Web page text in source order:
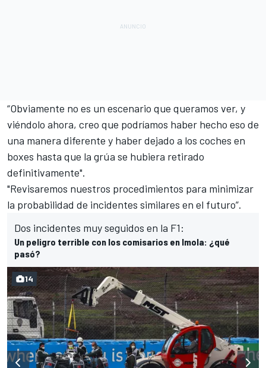
“Obviamente no es un escenario que queramos ver, y
viéndolo ahora, creo que podríamos haber hecho eso de
una manera diferente y haber dejado a los coches en
boxes hasta que la grúa se hubiera retirado
definitivamente".
"Revisaremos nuestros procedimientos para minimizar
la probabilidad de incidentes similares en el futuro”.
Dos incidentes muy seguidos en la F1:
Un peligro terrible con los comisarios en Imola: ¿qué
pasó?
14